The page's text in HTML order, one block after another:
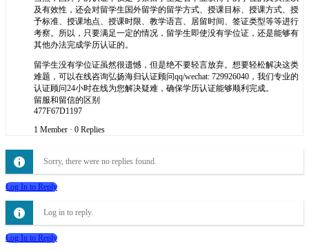
及有效性，还会对留学生国外留学的留学方式、授课目标、授课方式、授
予标准、授课地点、授课时限、教学语言、居留时间、签证类型等等进行
考察。所以，只要满足一定的情况，留学生即使没有学位证，还是能够有
其他办法完成学历认证的。
留学生没有学位证虽然很遗憾，但是绝不要轻言放弃。想要轻松解决这类
难题，可以在线咨询弘扬海归认证顾问qq/wechat: 729926040，我们专业的
认证顾问24小时在线为您解决疑难，确保学历认证能够顺利完成。
留服和留信的区别
477F67D1197
1 Member · 0 Replies
Sorry, there were no replies found.
Log In to Reply
Log in to reply.
Log In to Reply